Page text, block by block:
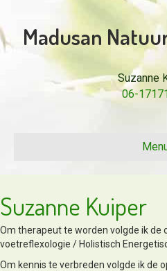
Madusan
Suzanne
06-
Suzanne Kuiper
Om therapeut te worden volgde ik de
voetreflexologie / Holistisch
Om kennis te verbreden volgde ik de